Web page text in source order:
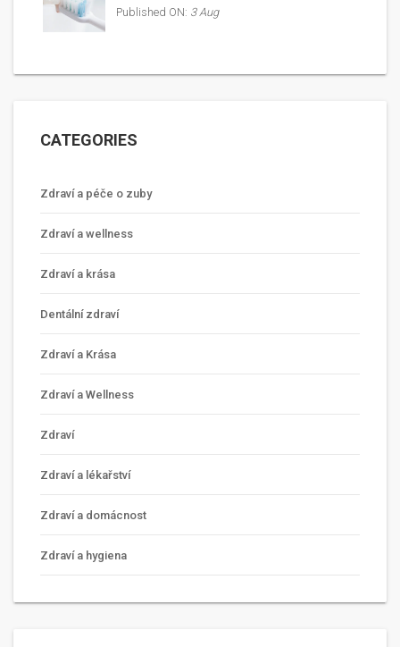
Published ON: 3 Aug
CATEGORIES
Zdraví a péče o zuby
Zdraví a wellness
Zdraví a krása
Dentální zdraví
Zdraví a Krása
Zdraví a Wellness
Zdraví
Zdraví a lékařství
Zdraví a domácnost
Zdraví a hygiena